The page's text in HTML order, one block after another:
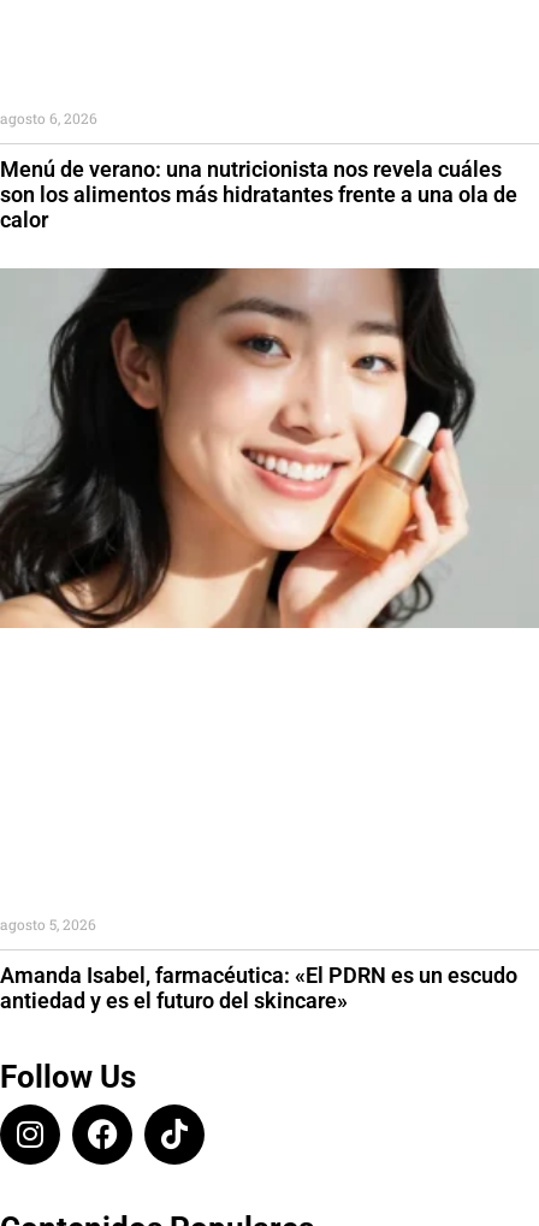
Menú de verano: una nutricionista nos revela cuáles
son los alimentos más hidratantes frente a una ola de
calor
agosto 6, 2026
Amanda Isabel, farmacéutica: «El PDRN es un escudo
antiedad y es el futuro del skincare»
agosto 5, 2026
Follow Us